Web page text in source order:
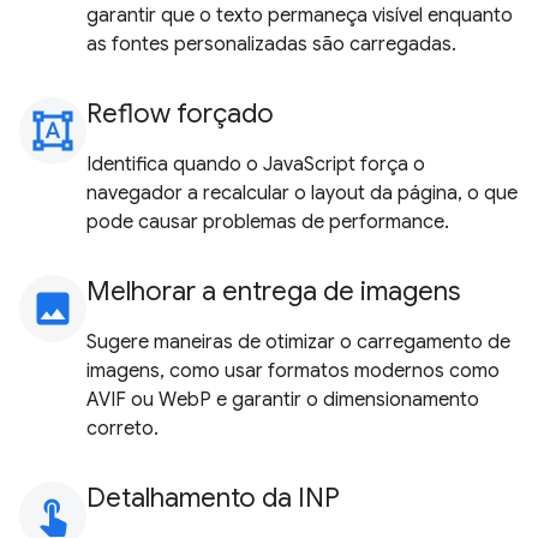
garantir que o texto permaneça visível enquanto
as fontes personalizadas são carregadas.
format_shapes Reflow forçado
Identifica quando o JavaScript força o
navegador a recalcular o layout da página, o que
pode causar problemas de performance.
image Melhorar a entrega de imagens
Sugere maneiras de otimizar o carregamento de
imagens, como usar formatos modernos como
AVIF ou WebP e garantir o dimensionamento
correto.
touch_app Detalhamento da INP